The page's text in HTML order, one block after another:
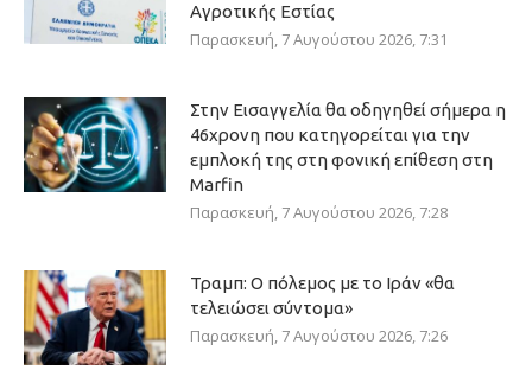
Αγροτικής Εστίας
Παρασκευή, 7 Αυγούστου 2026, 7:31
Στην Εισαγγελία θα οδηγηθεί σήμερα η
46χρονη που κατηγορείται για την
εμπλοκή της στη φονική επίθεση στη
Marfin
Παρασκευή, 7 Αυγούστου 2026, 7:28
Τραμπ: Ο πόλεμος με το Ιράν «θα
τελειώσει σύντομα»
Παρασκευή, 7 Αυγούστου 2026, 7:26